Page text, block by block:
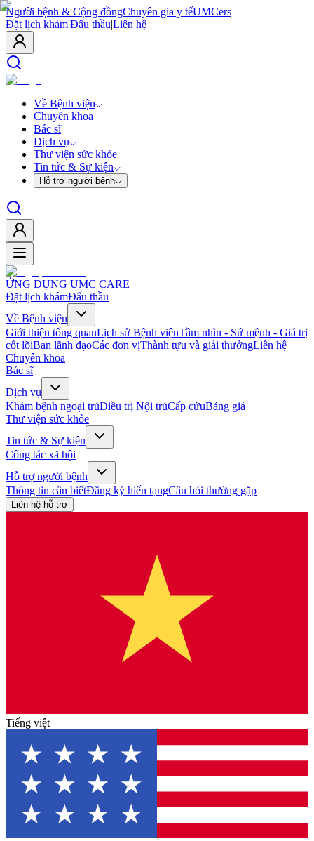
Người bệnh & Cộng đồngChuyên gia y tếUMCers
Đặt lịch khám|Đấu thầu|Liên hệ
Về Bệnh viện
Chuyên khoa
Bác sĩ
Dịch vụ
Thư viện sức khỏe
Tin tức & Sự kiện
Hỗ trợ người bệnh
ỨNG DỤNG UMC CARE
Đặt lịch khámĐấu thầu
Về Bệnh viện
Giới thiệu tổng quanLịch sử Bệnh việnTầm nhìn - Sứ mệnh - Giá trị
cốt lõiBan lãnh đạoCác đơn vịThành tựu và giải thưởngLiên hệ
Chuyên khoa
Bác sĩ
Dịch vụ
Khám bệnh ngoại trúĐiều trị Nội trúCấp cứuBảng giá
Thư viện sức khỏe
Tin tức & Sự kiện
Công tác xã hội
Hỗ trợ người bệnh
Thông tin cần biếtĐăng ký hiến tạngCâu hỏi thường gặp
Liên hệ hỗ trợ
Tiếng việt